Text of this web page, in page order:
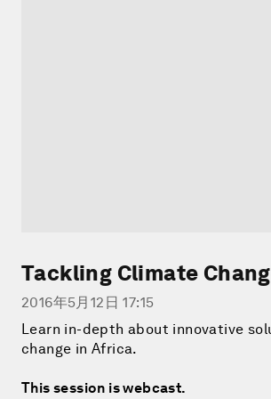
Tackling Climate
2016年5月12日 17:15
Learn in-depth about innovative
change in Africa.
This session is webcast.